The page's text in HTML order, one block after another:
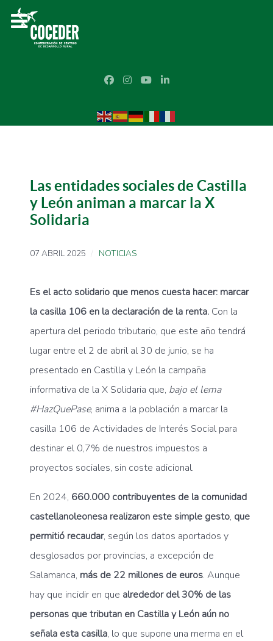
Las entidades sociales de Castilla
y León animan a marcar la X
Solidaria
07 ABRIL 2025 NOTICIAS
Es el acto solidario que menos cuesta hacer: marcar
la casilla 106 en la declaración de la renta. Con la
apertura del periodo tributario, que este año tendrá
lugar entre el 2 de abril al 30 de junio, se ha
presentado en Castilla y León la campaña
informativa de la X Solidaria que, bajo el lema
#HazQuePase, anima a la población a marcar la
casilla 106 de Actividades de Interés Social para
destinar el 0,7% de nuestros impuestos a
proyectos sociales, sin coste adicional.
En 2024, 660.000 contribuyentes de la comunidad
castellanoleonesa realizaron este simple gesto, que
permitió recaudar, según los datos aportados y
desglosados por provincias, a excepción de
Salamanca, más de 22 millones de euros. Aunque
hay que incidir en que alrededor del 30% de las
personas que tributan en Castilla y León aún no
señala esta casilla, lo que supone una merma en el